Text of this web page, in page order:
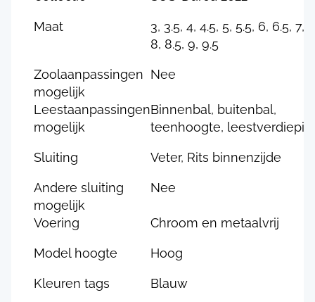
Maat
3, 3.5, 4, 4.5, 5, 5.5, 6, 6.5, 7,
8, 8.5, 9, 9.5
Zoolaanpassingen
mogelijk
Nee
Leestaanpassingen
mogelijk
Binnenbal, buitenbal,
teenhoogte,
Sluiting Veter, Rits binnenzijde
Andere sluiting
mogelijk
Nee
Voering Chroom en metaalvrij
Model hoogte Hoog
Kleuren tags Blauw